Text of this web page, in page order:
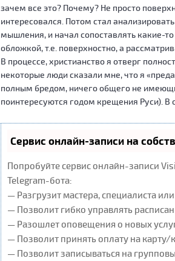
зачем все это? Почему? Не просто
интересовался. Потом стал
мышления, и начал сопоставлять какие-
обложкой, т.е. поверхностно, а
В процессе, христианство я отверг
некоторые люди сказали мне, что я
полным бредом, ничего общего не
поинтересуются годом крещения Руси).
Сервис онлайн-записи на
Попробуйте сервис онлайн-записи
Telegram-бота:
— Разгрузит мастера, специалиста
— Позволит гибко управлять
— Разошлет оповещения о новых
— Позволит принять оплату на карту/
— Позволит записываться на